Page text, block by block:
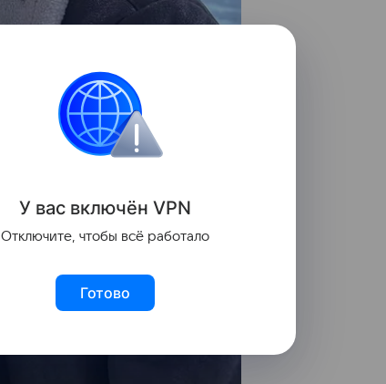
У вас включён VPN
Отключите, чтобы всё работало
Готово